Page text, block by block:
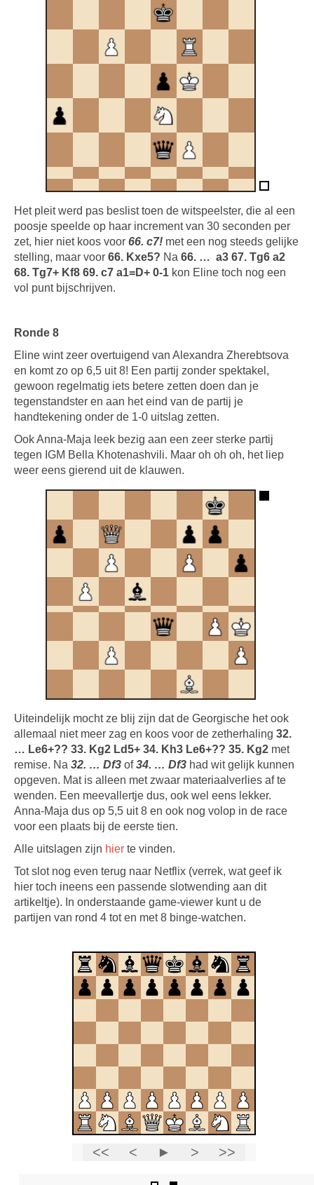
Het pleit werd pas beslist toen de witspeelster, die al een
poosje speelde op haar increment van 30 seconden per
zet, hier niet koos voor 66. c7! met een nog steeds gelijke
stelling, maar voor 66. Kxe5? Na 66. … a3 67. Tg6 a2
68. Tg7+ Kf8 69. c7 a1=D+ 0-1 kon Eline toch nog een
vol punt bijschrijven.
Ronde 8
Eline wint zeer overtuigend van Alexandra Zherebtsova
en komt zo op 6,5 uit 8! Een partij zonder spektakel,
gewoon regelmatig iets betere zetten doen dan je
tegenstandster en aan het eind van de partij je
handtekening onder de 1-0 uitslag zetten.
Ook Anna-Maja leek bezig aan een zeer sterke partij
tegen IGM Bella Khotenashvili. Maar oh oh oh, het liep
weer eens gierend uit de klauwen.
Uiteindelijk mocht ze blij zijn dat de Georgische het ook
allemaal niet meer zag en koos voor de zetherhaling 32.
… Le6+?? 33. Kg2 Ld5+ 34. Kh3 Le6+?? 35. Kg2 met
remise. Na 32. … Df3 of34. … Df3 had wit gelijk kunnen
opgeven. Mat is alleen met zwaar materiaalverlies af te
wenden. Een meevallertje dus, ook wel eens lekker.
Anna-Maja dus op 5,5 uit 8 en ook nog volop in de race
voor een plaats bij de eerste tien.
Alle uitslagen zijn hier te vinden.
Tot slot nog even terug naar Netflix (verrek, wat geef ik
hier toch ineens een passende slotwending aan dit
artikeltje). In onderstaande game-viewer kunt u de
partijen van rond 4 tot en met 8 binge-watchen.